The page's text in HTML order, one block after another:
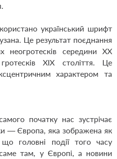
український шрифт
Це результат поєднання
неогротесків середини ХХ
XIX століття. Це
характером та
початку нас зустрічає
— Європа, яка зображена як
головні події того часу
там, у Європі, а новини